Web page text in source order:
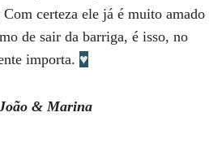
certeza ele já é muito amado
de sair da barriga, é isso, no
importa. ♥
& Marina